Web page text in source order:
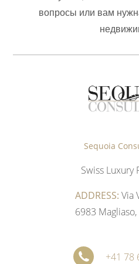
вопросы или вам
Sequoia
Swiss Luxury
ADDRESS: Via
6983
+41 78